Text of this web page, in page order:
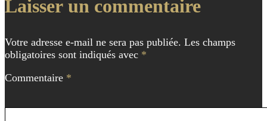
de
Laisser un commentaire
Votre adresse e-mail ne sera pas publiée. Les champs
obligatoires sont indiqués avec *
Commentaire *